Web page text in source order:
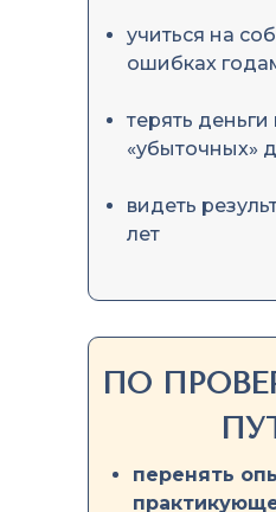
ПО
перенять
учиться на
ошибках
терять деньги
«убыточных»
видеть
лет